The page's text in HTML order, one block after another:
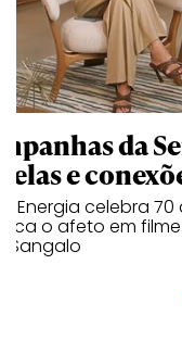
da
e
Energia celebra 70
o afeto em
Sangalo